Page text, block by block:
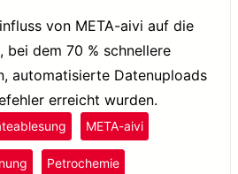
von META-aivi auf die
bei dem 70 % schnellere
automatisierte Datenuploads
erreicht wurden.
META-aivi
Petrochemie